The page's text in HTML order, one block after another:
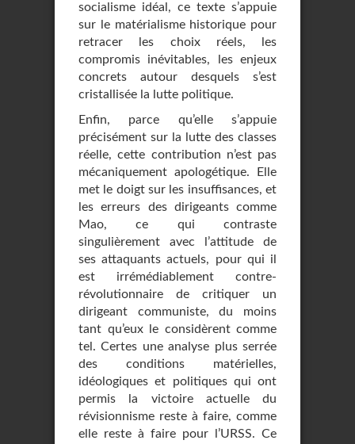
socialisme idéal, ce texte s’appuie
sur le matérialisme historique pour
retracer les choix réels, les
compromis inévitables, les enjeux
concrets autour desquels s’est
cristallisée la lutte politique.
Enfin, parce qu’elle s’appuie
précisément sur la lutte des classes
réelle, cette contribution n’est pas
mécaniquement apologétique. Elle
met le doigt sur les insuffisances, et
les erreurs des dirigeants comme
Mao, ce qui contraste
singulièrement avec l’attitude de
ses attaquants actuels, pour qui il
est irrémédiablement contre-
révolutionnaire de critiquer un
dirigeant communiste, du moins
tant qu’eux le considèrent comme
tel. Certes une analyse plus serrée
des conditions matérielles,
idéologiques et politiques qui ont
permis la victoire actuelle du
révisionnisme reste à faire, comme
elle reste à faire pour l’URSS. Ce